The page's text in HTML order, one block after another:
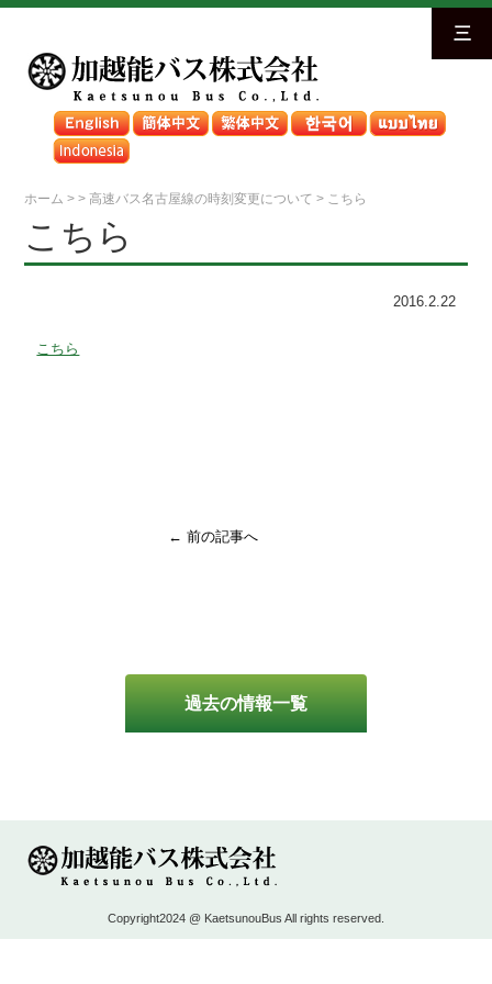
三
ホーム >>高速バス名古屋線の時刻変更について > こちら
過去の情報一覧
こちら
2016.2.22
こちら
← 前の記事へ
Copyright2024 @ KaetsunouBus All rights reserved.